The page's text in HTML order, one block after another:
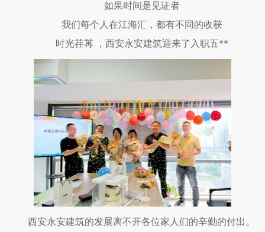
如果时间是见证者
我们每个人在江海汇，都有不同的收获
时光荏苒 ，西安永安建筑迎来了入职五**
西安永安建筑的发展离不开各位家人们的辛勤的付出。